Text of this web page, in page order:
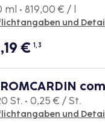
ml • 819,00 € / l
und
€ 1, 3
St. • 0,25 € / St.
und